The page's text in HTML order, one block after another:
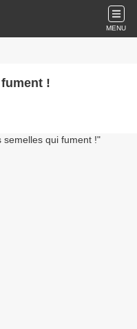
MENU
!